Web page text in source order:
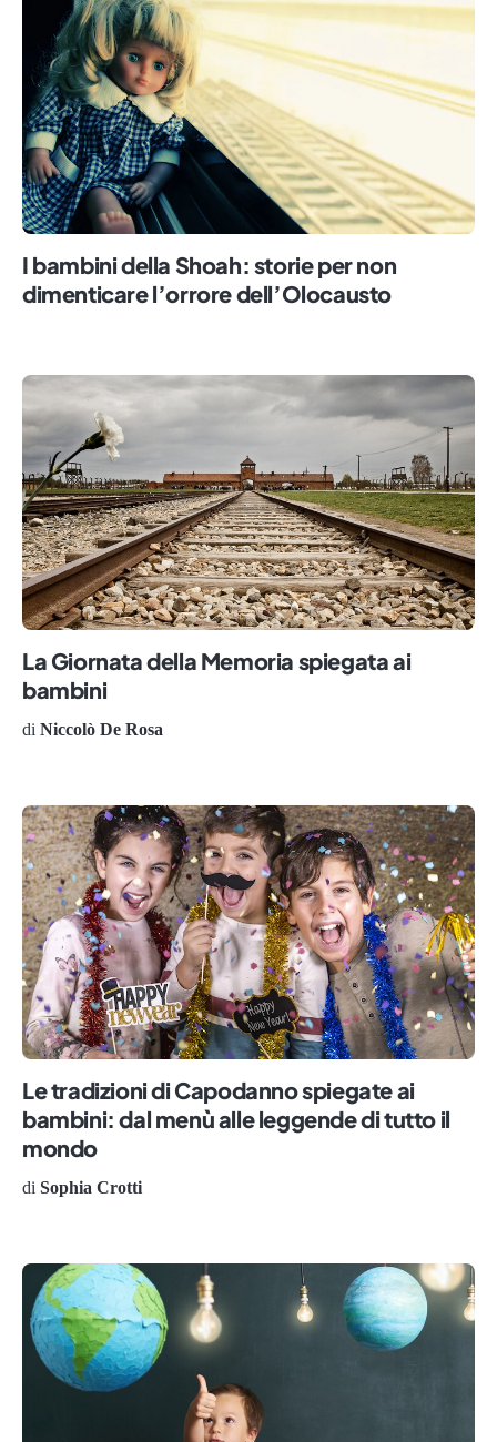
I bambini della Shoah: storie per non
dimenticare l’orrore dell’Olocausto
La Giornata della Memoria spiegata ai
bambini
di Niccolò De Rosa
Le tradizioni di Capodanno spiegate ai
bambini: dal menù alle leggende di tutto il
mondo
di Sophia Crotti